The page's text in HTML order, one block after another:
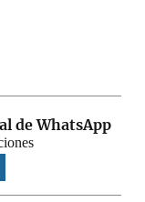
de WhatsApp